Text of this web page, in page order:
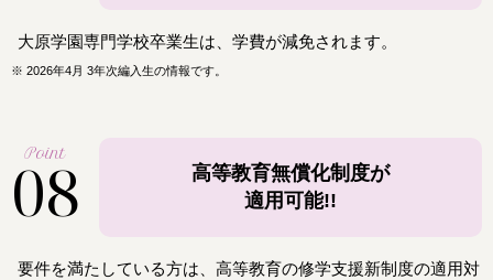
大原学園専門学校卒業生は、学費が減免されます。
※ 2026年4月 3年次編入生の情報です。
Point
08
高等教育無償化制度が
適用可能!!
要件を満たしている方は、高等教育の修学支援新制度の適用対